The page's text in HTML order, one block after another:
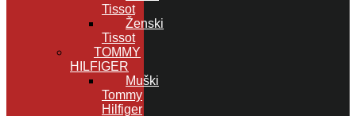
Tissot
Ženski
Tissot
TOMMY
HILFIGER
Muški
Tommy
Hilfiger